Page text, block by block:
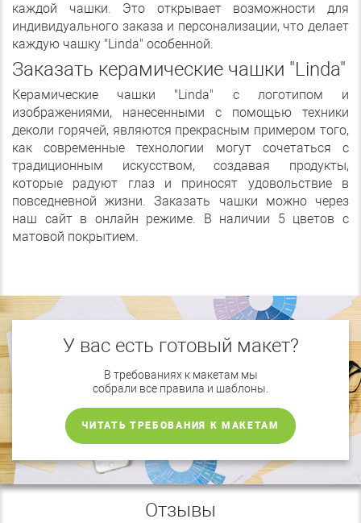
каждой чашки. Это открывает возможности для
индивидуального заказа и персонализации, что делает
каждую чашку "Linda" особенной.
Заказать керамические чашки "Linda"
Керамические чашки "Linda" с логотипом и
изображениями, нанесенными с помощью техники
деколи горячей, являются прекрасным примером того,
как современные технологии могут сочетаться с
традиционным искусством, создавая продукты,
которые радуют глаз и приносят удовольствие в
повседневной жизни. Заказать чашки можно через
наш сайт в онлайн режиме. В наличии 5 цветов с
матовой покрытием.
У вас есть готовый макет?
В требованиях к макетам мы
собрали все правила и шаблоны.
ЧИТАТЬ ТРЕБОВАНИЯ К МАКЕТАМ
Отзывы